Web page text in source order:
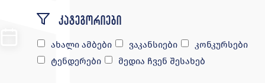
კატეგორიები
ახალი ამბები ვაკანსიები
კონკურსები
ტენდერები
მედია ჩვენ შესახებ